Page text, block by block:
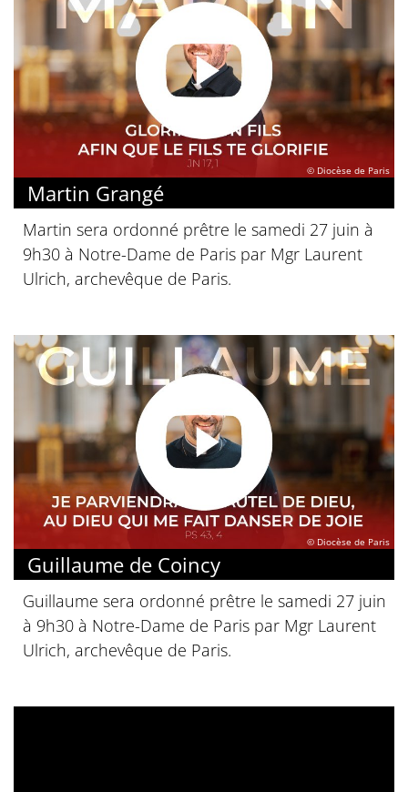
© Diocèse de Paris
Martin Grangé
Martin sera ordonné prêtre le samedi 27 juin à
9h30 à Notre-Dame de Paris par Mgr Laurent
Ulrich, archevêque de Paris.
© Diocèse de Paris
Guillaume de Coincy
Guillaume sera ordonné prêtre le samedi 27 juin
à 9h30 à Notre-Dame de Paris par Mgr Laurent
Ulrich, archevêque de Paris.